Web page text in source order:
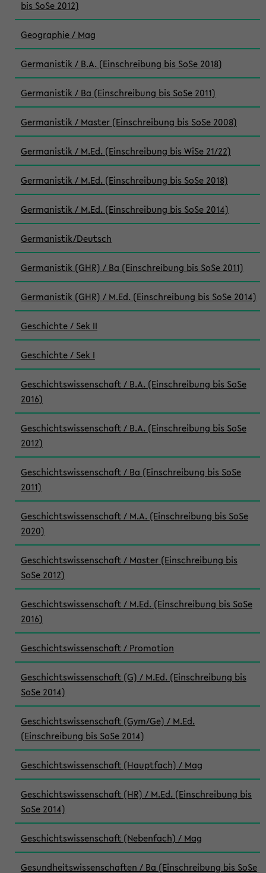
bis SoSe 2012)
Geographie / Mag
Germanistik / B.A. (Einschreibung bis SoSe 2018)
Germanistik / Ba (Einschreibung bis SoSe 2011)
Germanistik / Master (Einschreibung bis SoSe 2008)
Germanistik / M.Ed. (Einschreibung bis WiSe 21/22)
Germanistik / M.Ed. (Einschreibung bis SoSe 2018)
Germanistik / M.Ed. (Einschreibung bis SoSe 2014)
Germanistik/Deutsch
Germanistik (GHR) / Ba (Einschreibung bis SoSe 2011)
Germanistik (GHR) / M.Ed. (Einschreibung bis SoSe 2014)
Geschichte / Sek II
Geschichte / Sek I
Geschichtswissenschaft / B.A. (Einschreibung bis SoSe
2016)
Geschichtswissenschaft / B.A. (Einschreibung bis SoSe
2012)
Geschichtswissenschaft / Ba (Einschreibung bis SoSe
2011)
Geschichtswissenschaft / M.A. (Einschreibung bis SoSe
2020)
Geschichtswissenschaft / Master (Einschreibung bis
SoSe 2012)
Geschichtswissenschaft / M.Ed. (Einschreibung bis SoSe
2016)
Geschichtswissenschaft / Promotion
Geschichtswissenschaft (G) / M.Ed. (Einschreibung bis
SoSe 2014)
Geschichtswissenschaft (Gym/Ge) / M.Ed.
(Einschreibung bis SoSe 2014)
Geschichtswissenschaft (Hauptfach) / Mag
Geschichtswissenschaft (HR) / M.Ed. (Einschreibung bis
SoSe 2014)
Geschichtswissenschaft (Nebenfach) / Mag
Gesundheitswissenschaften / Ba (Einschreibung bis SoSe